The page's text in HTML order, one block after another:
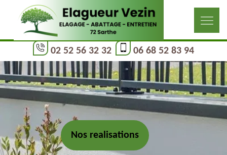
02 52 56 32 32 06 68 52 83 94
Nos realisations